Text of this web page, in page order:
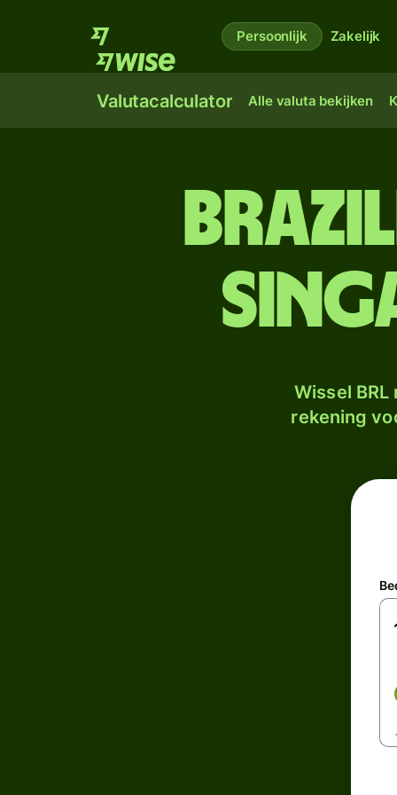
Persoonlijk Zakelijk
Valutacalculator Alle valuta bekijken
Wissel
rekening